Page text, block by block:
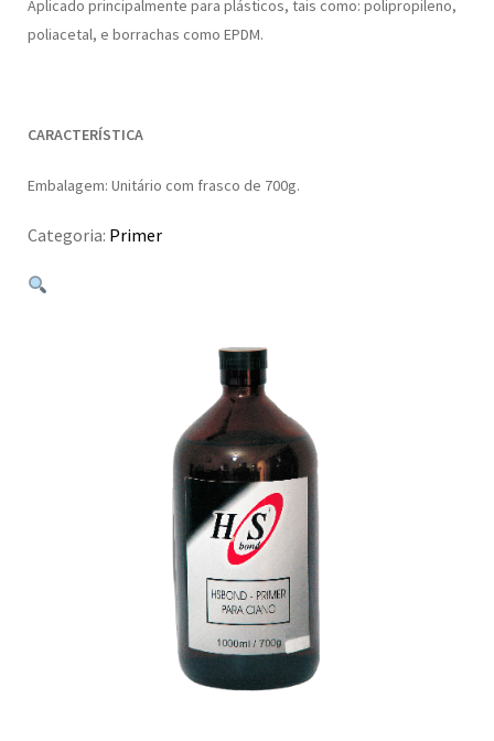
Aplicado principalmente para plásticos, tais como: polipropileno,
poliacetal, e borrachas como EPDM.
CARACTERÍSTICA
Embalagem: Unitário com frasco de 700g.
Categoria: Primer